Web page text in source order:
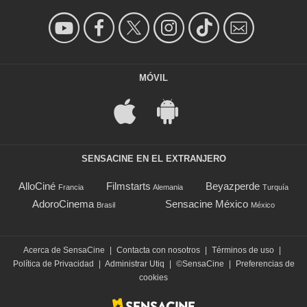
MÓVIL
SENSACINE EN EL EXTRANJERO
AlloCiné Francia Filmstarts Alemania Beyazperde Turquía
AdoroCinema Brasil Sensacine México México
Acerca de SensaCine Contacta con nosotros Términos de uso
Política de Privacidad
Administrar Utiq ©SensaCine
Preferencias de
cookies